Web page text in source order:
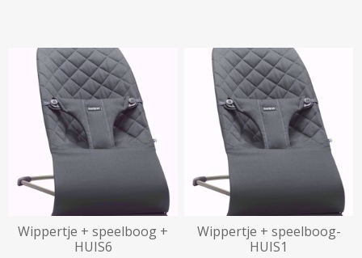
beschikbaar vanaf 31/12/2026 beschikbaar vanaf 12/02/2027
Wippertje + speelboog +
HUIS6
Wippertje + speelboog-
HUIS1